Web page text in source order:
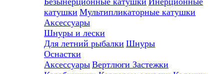
катушки Мультипликаторные катушки
Аксессуары
Шнуры и лески
Для летний рыбалки Шнуры
Оснастки
Аксессуары Вертлюги Застежки